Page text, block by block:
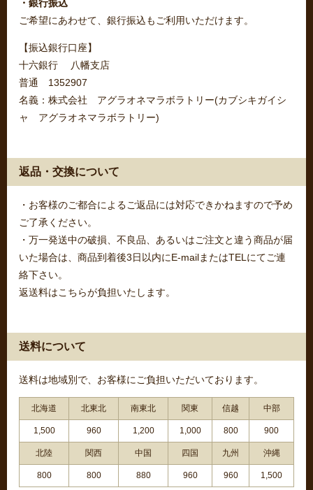
・銀行振込
ご希望にあわせて、銀行振込もご利用いただけます。
【振込銀行口座】
十六銀行 八幡支店
普通 1352907
名義：株式会社 アグラオネマラボラトリー(カブシキガイシ
ャ アグラオネマラボラトリー)
返品・交換について
・お客様のご都合によるご返品には対応できかねますので予め
ご了承ください。
・万一発送中の破損、不良品、あるいはご注文と違う商品が届
いた場合は、商品到着後3日以内にE-mailまたはTELにてご連
絡下さい。
返送料はこちらが負担いたします。
送料について
送料は地域別で、お客様にご負担いただいております。
北海道 北東北 南東北 関東 信越 中部
1,500 960 1,200 1,000 800 900
北陸 関西 中国 四国 九州 沖縄
800 800 880 960 960 1,500